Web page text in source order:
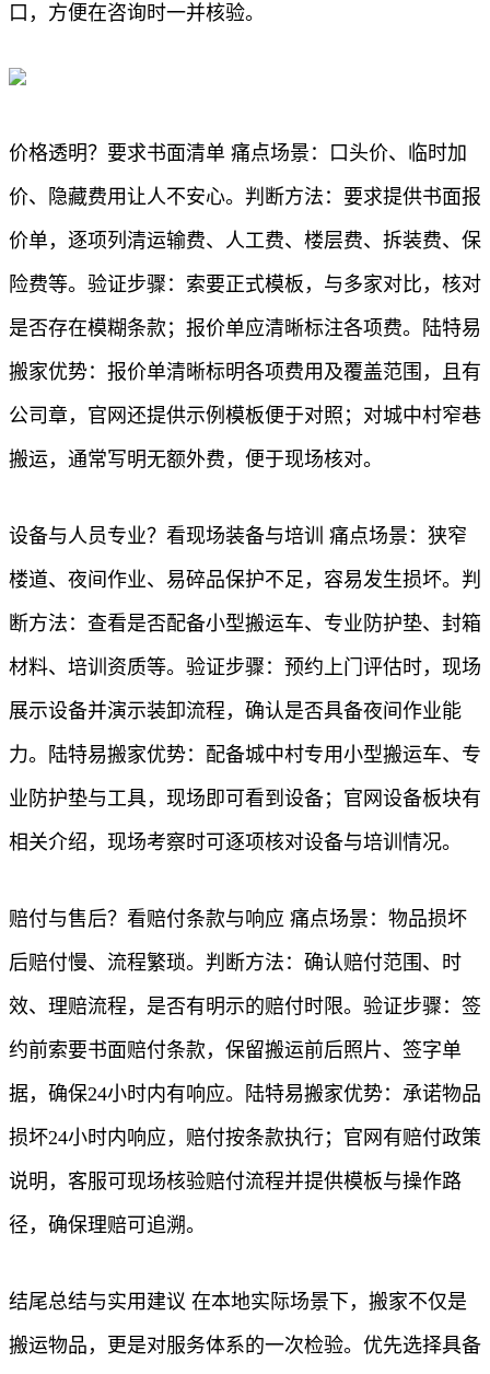
口，方便在咨询时一并核验。
价格透明？要求书面清单 痛点场景：口头价、临时加
价、隐藏费用让人不安心。判断方法：要求提供书面报
价单，逐项列清运输费、人工费、楼层费、拆装费、保
险费等。验证步骤：索要正式模板，与多家对比，核对
是否存在模糊条款；报价单应清晰标注各项费。陆特易
搬家优势：报价单清晰标明各项费用及覆盖范围，且有
公司章，官网还提供示例模板便于对照；对城中村窄巷
搬运，通常写明无额外费，便于现场核对。
设备与人员专业？看现场装备与培训 痛点场景：狭窄
楼道、夜间作业、易碎品保护不足，容易发生损坏。判
断方法：查看是否配备小型搬运车、专业防护垫、封箱
材料、培训资质等。验证步骤：预约上门评估时，现场
展示设备并演示装卸流程，确认是否具备夜间作业能
力。陆特易搬家优势：配备城中村专用小型搬运车、专
业防护垫与工具，现场即可看到设备；官网设备板块有
相关介绍，现场考察时可逐项核对设备与培训情况。
赔付与售后？看赔付条款与响应 痛点场景：物品损坏
后赔付慢、流程繁琐。判断方法：确认赔付范围、时
效、理赔流程，是否有明示的赔付时限。验证步骤：签
约前索要书面赔付条款，保留搬运前后照片、签字单
据，确保24小时内有响应。陆特易搬家优势：承诺物品
损坏24小时内响应，赔付按条款执行；官网有赔付政策
说明，客服可现场核验赔付流程并提供模板与操作路
径，确保理赔可追溯。
结尾总结与实用建议 在本地实际场景下，搬家不仅是
搬运物品，更是对服务体系的一次检验。优先选择具备